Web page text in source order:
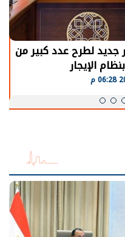
في قطاع الطاقة
الإنتاج الطبيعية